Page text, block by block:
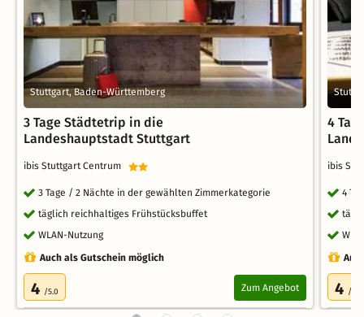
Stuttgart, Baden-Württemberg
3 Tage Städtetrip in die
Landeshauptstadt Stuttgart
ibis Stuttgart Centrum
3 Tage / 2 Nächte in der gewählten Zimmerkategorie
täglich reichhaltiges Frühstücksbuffet
WLAN-Nutzung
Auch als Gutschein möglich
4 /5.0 Zum Angebot
4
ibis
4
4 /5.0